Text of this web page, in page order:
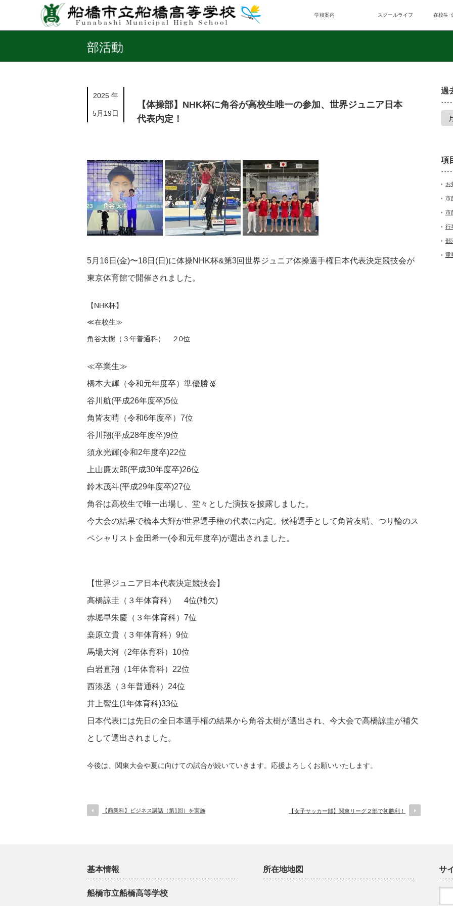
学校案内 スクールライフ 在校生･
部活動
2025 年
5月19日
【体操部】NHK杯に角谷が高校生唯一の参加、世界ジュニア日本
代表内定！
5月16日(金)〜18日(日)に体操NHK杯&第3回世界ジュニア体操選手権日本代表決定競技会が
東京体育館で開催されました。
【NHK杯】
≪在校生≫
角谷太樹（３年普通科） ２0位
≪卒業生≫
橋本大輝（令和元年度卒）準優勝🥈
谷川航(平成26年度卒)5位
角皆友晴（令和6年度卒）7位
谷川翔(平成28年度卒)9位
須永光輝(令和2年度卒)22位
上山廉太郎(平成30年度卒)26位
鈴木茂斗(平成29年度卒)27位
角谷は高校生で唯一出場し、堂々とした演技を披露しました。
今大会の結果で橋本大輝が世界選手権の代表に内定。候補選手として角皆友晴、つり輪のス
ペシャリスト金田希一(令和元年度卒)が選出されました。
【世界ジュニア日本代表決定競技会】
高橋諒圭（３年体育科） 4位(補欠)
赤堀早朱慶（３年体育科）7位
桒原立貴（３年体育科）9位
馬場大河（2年体育科）10位
白岩直翔（1年体育科）22位
西湊丞（３年普通科）24位
井上響生(1年体育科)33位
日本代表には先日の全日本選手権の結果から角谷太樹が選出され、今大会で高橋諒圭が補欠
として選出されました。
今後は、関東大会や夏に向けての試合が続いていきます。応援よろしくお願いいたします。
【商業科】ビジネス講話（第1回）を実施 【女子サッカー部】関東リーグ２部で初勝利！
過
項
お
市
市
行
部
重
基本情報
船橋市立船橋高等学校
所在地地図 サ